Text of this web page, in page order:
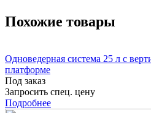
Похожие товары
Одноведерная система 25 л с
платформе
Под заказ
Запросить спец. цену
Подробнее